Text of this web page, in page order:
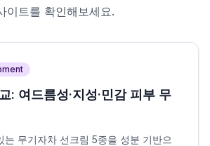
이트를 확인해보세요.
: 여드름성·지성·민감 피부 무
는 무기자차 선크림 5종을 성분 기반으